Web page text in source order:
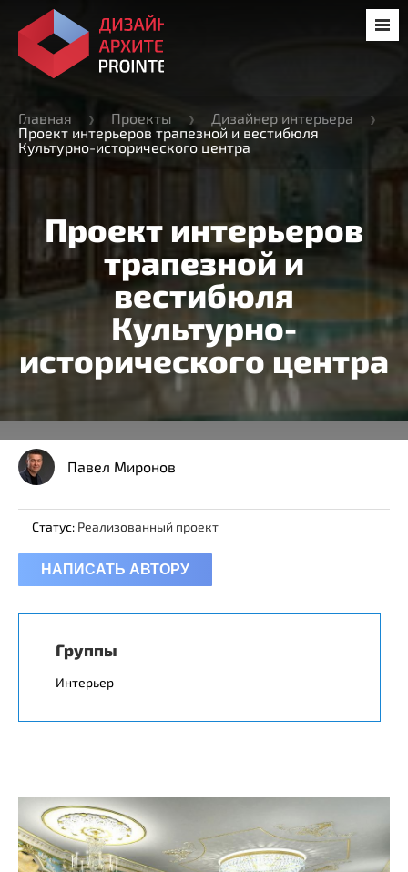
Главная Проекты
Дизайнер интерьера
Проект интерьеров трапезной и вестибюля
Культурно-исторического центра
Проект интерьеров
трапезной и
вестибюля
Культурно-
исторического центра
Павел Миронов
Статус: Реализованный проект
НАПИСАТЬ АВТОРУ
Группы
Интерьер